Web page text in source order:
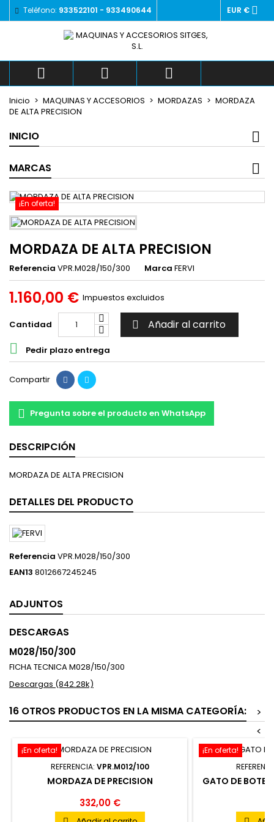
Teléfono: 933522101 - 933490644 EUR € 
  
Inicio MAQUINAS Y ACCESORIOS MORDAZAS
MORDAZA
DE ALTA PRECISION
INICIO
MARCAS
¡En oferta!
MORDAZA DE ALTA PRECISION
Referencia VPR.M028/150/300 Marca FERVI
1.160,00 € Impuestos excluidos
Cantidad  Añadir al carrito
 Pedir plazo entrega
Compartir
Pregunta sobre el producto en WhatsApp
DESCRIPCIÓN
MORDAZA DE ALTA PRECISION
DETALLES DEL PRODUCTO
Referencia VPR.M028/150/300
EAN13 8012667245245
ADJUNTOS
DESCARGAS
M028/150/300
FICHA TECNICA M028/150/300
Descargas (842.28k)
16 OTROS PRODUCTOS EN LA MISMA CATEGORÍA:
>
<
¡En oferta!
REFERENCIA: VPR.M012/100
MORDAZA DE PRECISION
332,00 €
¡En oferta!
GATO DE
Añadir a la lista de deseos ×
((title)) ×
((label))
Iniciar sesión ×
lista de deseos.
((cancelText)) ((loginText))